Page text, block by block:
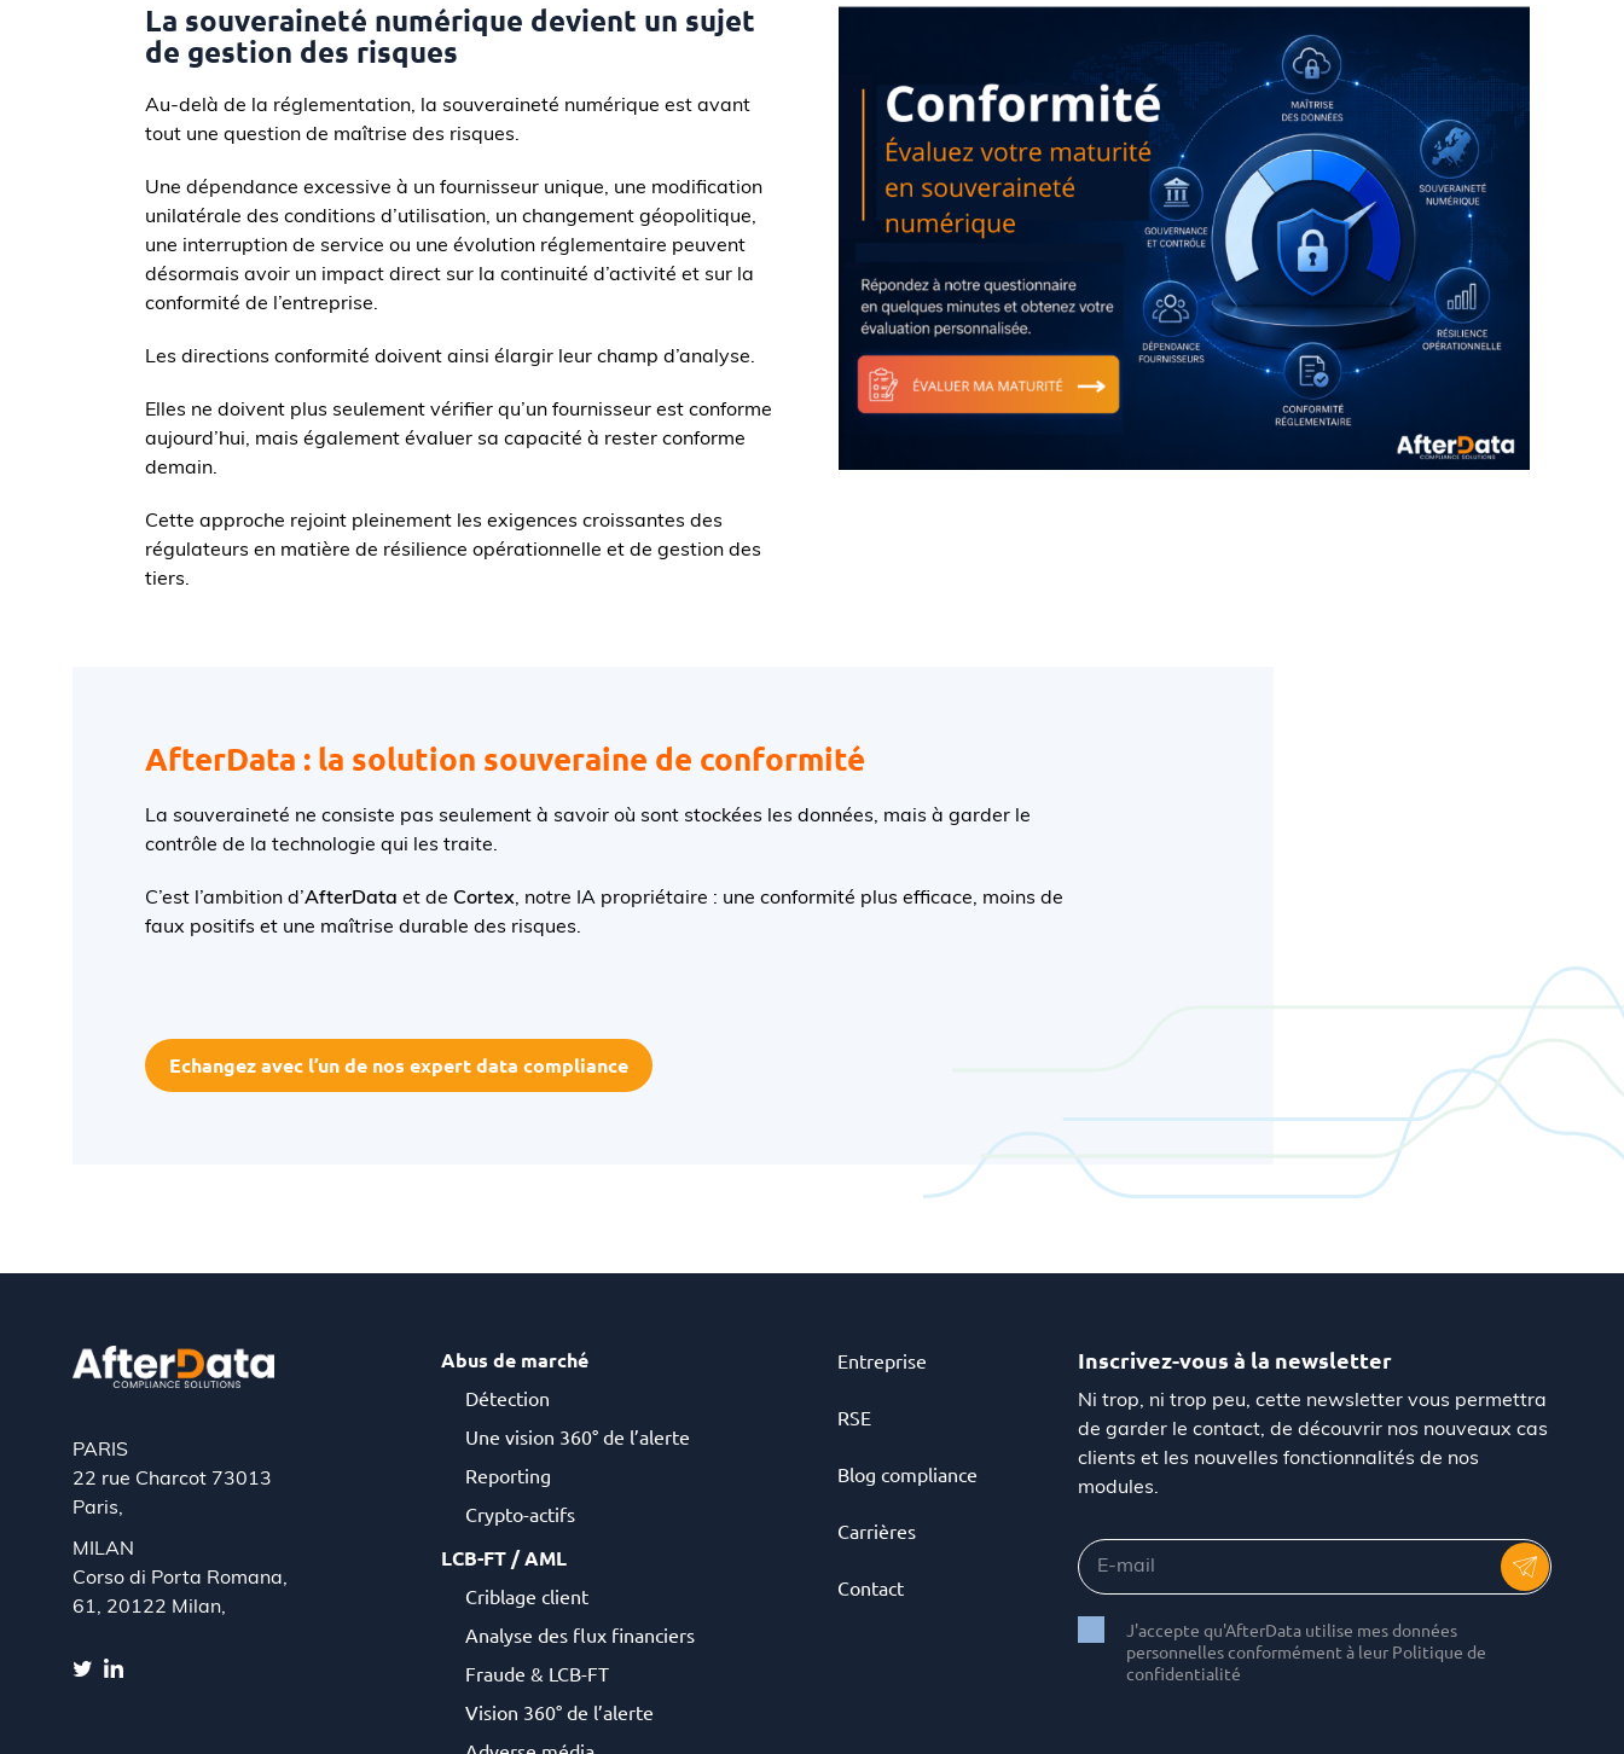
La souveraineté numérique devient un sujet
de gestion des risques
Au-delà de la réglementation, la souveraineté numérique est avant
tout une question de maîtrise des risques.
Une dépendance excessive à un fournisseur unique, une modification
unilatérale des conditions d’utilisation, un changement géopolitique,
une interruption de service ou une évolution réglementaire peuvent
désormais avoir un impact direct sur la continuité d’activité et sur la
conformité de l’entreprise.
Les directions conformité doivent ainsi élargir leur champ d’analyse.
Elles ne doivent plus seulement vérifier qu’un fournisseur est conforme
aujourd’hui, mais également évaluer sa capacité à rester conforme
demain.
Cette approche rejoint pleinement les exigences croissantes des
régulateurs en matière de résilience opérationnelle et de gestion des
tiers.
AfterData : la solution souveraine de conformité
La souveraineté ne consiste pas seulement à savoir où sont stockées les données, mais à garder le
contrôle de la technologie qui les traite.
C’est l’ambition d’AfterData et de Cortex, notre IA propriétaire : une conformité plus efficace, moins de
faux positifs et une maîtrise durable des risques.
Echangez avec l’un de nos expert data compliance
PARIS
22 rue Charcot 73013
Paris,
MILAN
Corso di Porta Romana,
61, 20122 Milan,
Abus de marché
Détection
Une vision 360° de l’alerte
Reporting
Crypto-actifs
LCB-FT / AML
Criblage client
Analyse des flux financiers
Fraude & LCB-FT
Vision 360° de l’alerte
Entreprise
RSE
Blog compliance
Carrières
Contact
Inscrivez-vous à la newsletter
Ni trop, ni trop peu, cette newsletter vous permettra
de garder le contact, de découvrir nos nouveaux cas
clients et les nouvelles fonctionnalités de nos
modules.
J'accepte qu'AfterData utilise mes données
personnelles conformément à leur Politique de
confidentialité